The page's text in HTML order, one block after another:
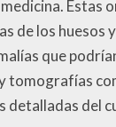
de los huesos
que
tomografías
detalladas del